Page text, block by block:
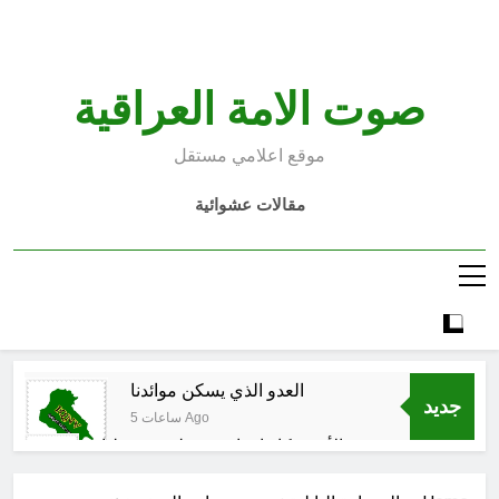
صوت الامة العراقية
موقع اعلامي مستقل
مقالات عشوائية
جديد
العدو الذي يسكن موائدنا
5 ساعات Ago
بالأمس كانوا يراهنون على سقوطنا
6 ساعات Ago